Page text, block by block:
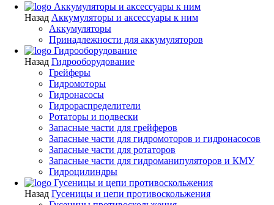
Аккумуляторы и аксессуары к ним
Назад Аккумуляторы и аксессуары к ним
Аккумуляторы
Принадлежности для аккумуляторов
Гидрооборудование
Назад Гидрооборудование
Грейферы
Гидромоторы
Гидронасосы
Гидрораспределители
Ротаторы и подвески
Запасные части для грейферов
Запасные части для гидромоторов и гидронасосов
Запасные части для ротаторов
Запасные части для гидроманипуляторов и КМУ
Гидроцилиндры
Гусеницы и цепи противоскольжения
Назад Гусеницы и цепи противоскольжения